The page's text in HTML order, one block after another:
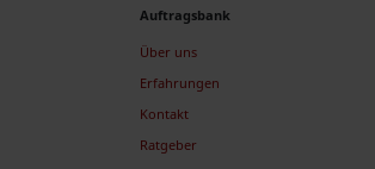
Auftragsbank
Über uns
Erfahrungen
Kontakt
Ratgeber